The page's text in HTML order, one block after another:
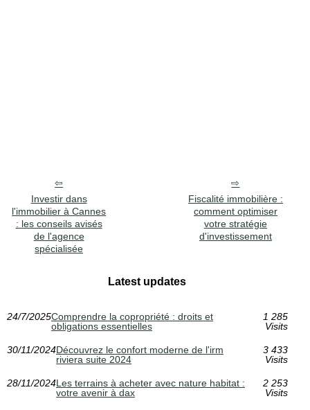
Investir dans
l'immobilier à Cannes
: les conseils avisés
de l'agence
spécialisée
Fiscalité immobilière :
comment optimiser
votre stratégie
d'investissement
Latest updates
24/7/2025Comprendre la copropriété : droits et
obligations essentielles
1 285
Visits
30/11/2024Découvrez le confort moderne de l'irm
riviera suite 2024
3 433
Visits
28/11/2024Les terrains à acheter avec nature habitat :
votre avenir à dax
2 253
Visits